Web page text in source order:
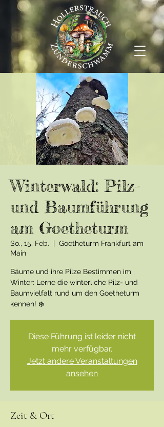
Winterwald: Pilz-
und Baumführung
am Goetheturm
So., 15. Feb.
  |
Goetheturm Frankfurt am
Main
Bäume und ihre Pilze Bestimmen im
Winter: Lerne die winterliche Pilz- und
Baumvielfalt rund um den Goetheturm
kennen! ❄️
Diese Führung ist leider nicht
mehr verfügbar.
Jetzt andere Veranstaltungen
ansehen
Zeit & Ort